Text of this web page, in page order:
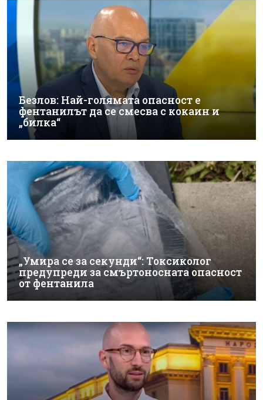
Безлов: Най-голямата опасност е
фентанилът да се смесва с кокаин и
„билка“
„Умира се за секунди“: Токсиколог
предупреди за смъртоносната опасност
от фентанила